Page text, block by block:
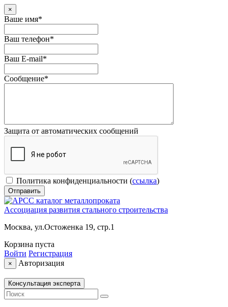
×
Ваше имя*
Ваш телефон*
Ваш E-mail*
Сообщение*
Защита от автоматических сообщений
Политика конфиденциальности (ссылка)
Ассоциация развития стального строительства
Москва, ул.Остоженка 19, стр.1
Корзина пуста
Войти Регистрация
× Авторизация
Консультация эксперта